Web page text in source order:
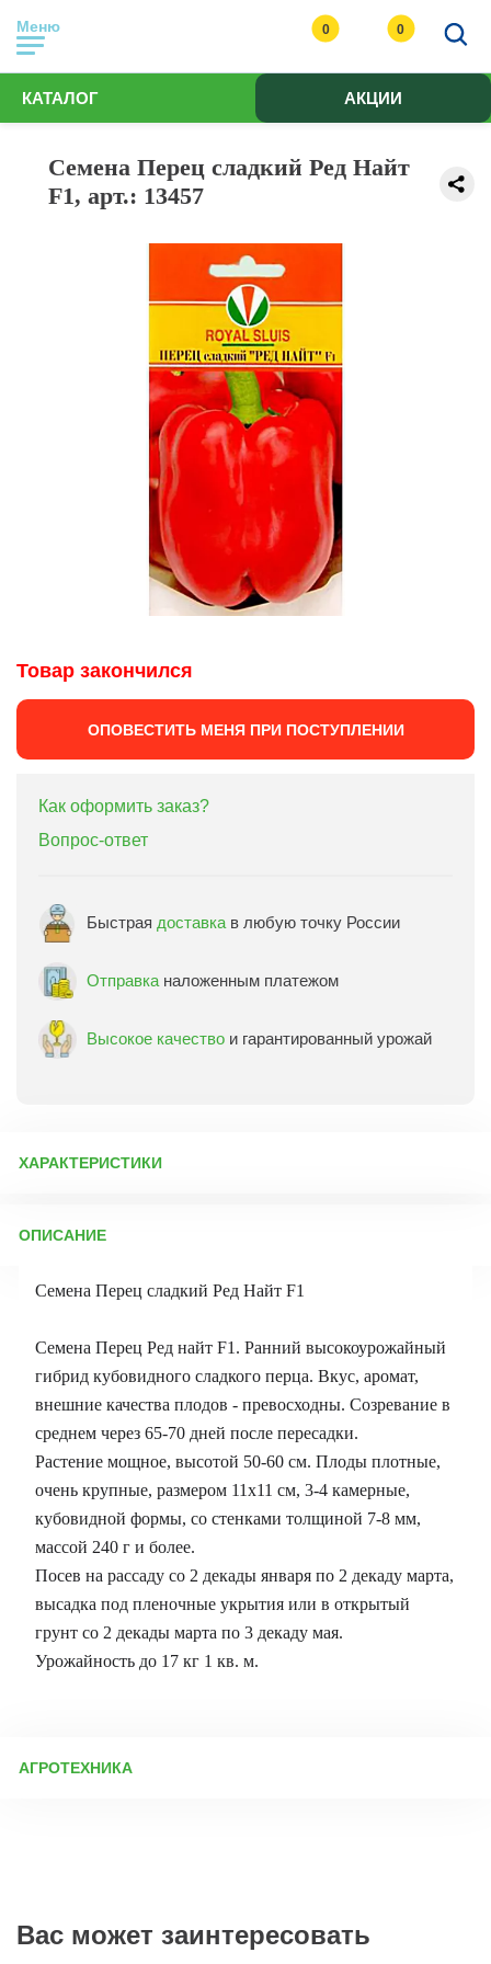
Меню 0 0
КАТАЛОГ АКЦИИ
Семена Перец сладкий Ред Найт
F1, арт.: 13457
Товар закончился
ОПОВЕСТИТЬ МЕНЯ ПРИ ПОСТУПЛЕНИИ
Как оформить заказ?
Вопрос-ответ
Быстрая доставка в любую точку России
Отправка наложенным платежом
Высокое качество и гарантированный урожай
ХАРАКТЕРИСТИКИ
Бренд товара:
ОПИСАНИЕ
Семена Перец сладкий Ред Найт F1
Семена Перец Ред найт F1. Ранний высокоурожайный
гибрид кубовидного сладкого перца. Вкус, аромат,
внешние качества плодов - превосходны. Созревание в
среднем через 65-70 дней после пересадки.
Растение мощное, высотой 50-60 см. Плоды плотные,
очень крупные, размером 11х11 см, 3-4 камерные,
кубовидной формы, со стенками толщиной 7-8 мм,
массой 240 г и более.
Посев на рассаду со 2 декады января по 2 декаду марта,
высадка под пленочные укрытия или в открытый
грунт со 2 декады марта по 3 декаду мая.
Урожайность до 17 кг 1 кв. м.
АГРОТЕХНИКА
рассады Оптимальный состав почвосмеси: 35% торфа, 30%
пропаренной огородной земли (не из-под томатов), 20%
Вас может заинтересовать